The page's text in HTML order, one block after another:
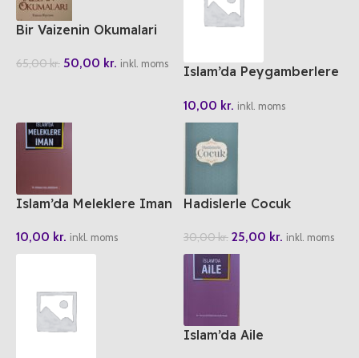
Bir Vaizenin Okumalari
65,00kr. 50,00 kr. inkl. moms
Islam’da Peygamberlere
10,00 kr. inkl. moms
Islam’da Meleklere Iman
10,00 kr. inkl. moms
Hadislerle Cocuk
30,00kr. 25,00 kr. inkl. moms
Islam’da Aile